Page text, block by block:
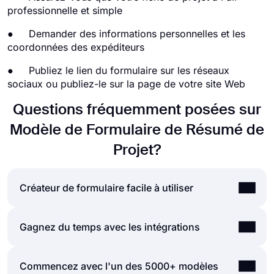
professionnelle et simple
● Demander des informations personnelles et les
coordonnées des expéditeurs
● Publiez le lien du formulaire sur les réseaux
sociaux ou publiez-le sur la page de votre site Web
Questions fréquemment posées sur
Modèle de Formulaire de Résumé de
Projet?
Créateur de formulaire facile à utiliser
Créer des formulaires et des sondages en ligne est
simplement créer des formulaires ou des enquêtes
Gagnez du temps avec les intégrations
Les formulaires et les sondages créés sur
Commencez avec l'un des 5000+ modèles